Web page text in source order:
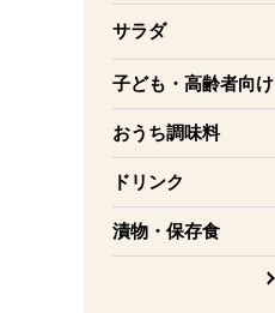
サラダ
子ども・高齢者向け
を開く
おうち調味料
を開く
ドリンク
を開く
漬物・保存食
を開く